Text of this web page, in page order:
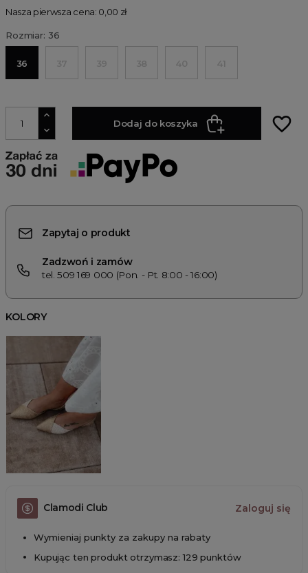
Nasza pierwsza cena: 0,00 zł
Rozmiar: 36
36 37 39 38 40 41
Dodaj do koszyka favorite_border
Zapytaj o produkt
Zadzwoń i zamów
tel. 509 169 000 (Pon. - Pt. 8:00 - 16:00)
KOLORY
Clamodi Club Zaloguj się
Wymieniaj punkty za zakupy na rabaty
Kupując ten produkt otrzymasz: 129 punktów